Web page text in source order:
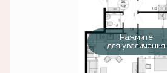
Нажмите
для увеличения